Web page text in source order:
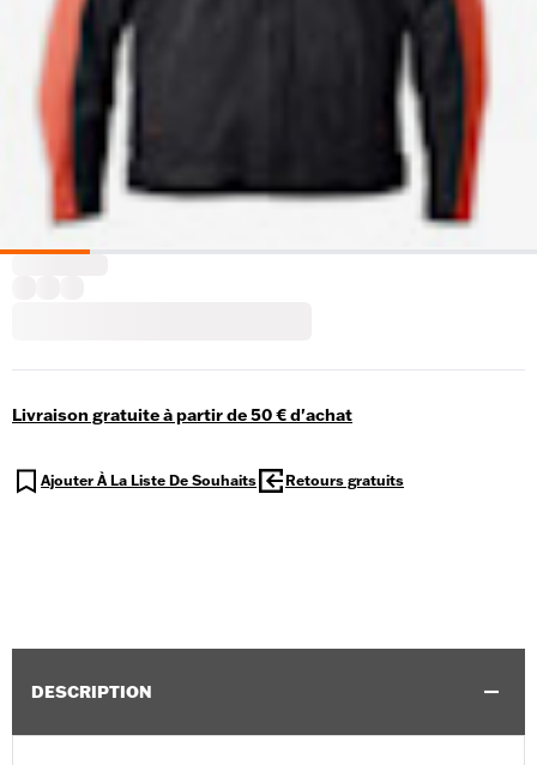
Livraison gratuite à partir de 50 € d'achat
Ajouter À La Liste De Souhaits Retours gratuits
DESCRIPTION